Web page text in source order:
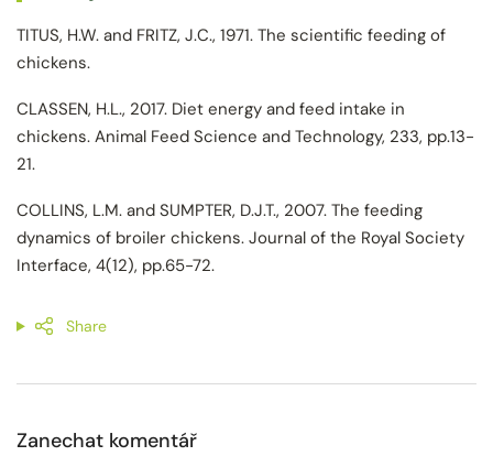
TITUS, H.W. and FRITZ, J.C., 1971. The scientific feeding of
chickens.
CLASSEN, H.L., 2017. Diet energy and feed intake in
chickens. Animal Feed Science and Technology, 233, pp.13-
21.
COLLINS, L.M. and SUMPTER, D.J.T., 2007. The feeding
dynamics of broiler chickens. Journal of the Royal Society
Interface, 4(12), pp.65-72.
Share
Zanechat komentář